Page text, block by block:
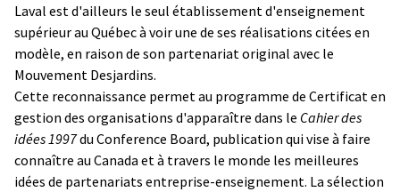
Laval est d'ailleurs le seul établissement d'enseignement
supérieur au Québec à voir une de ses réalisations citées en
modèle, en raison de son partenariat original avec le
Mouvement Desjardins.
Cette reconnaissance permet au programme de Certificat en
gestion des organisations d'apparaître dans le Cahier des
idées 1997du Conference Board, publication qui vise à faire
connaître au Canada et à travers le monde les meilleures
idées de partenariats entreprise-enseignement. La sélection